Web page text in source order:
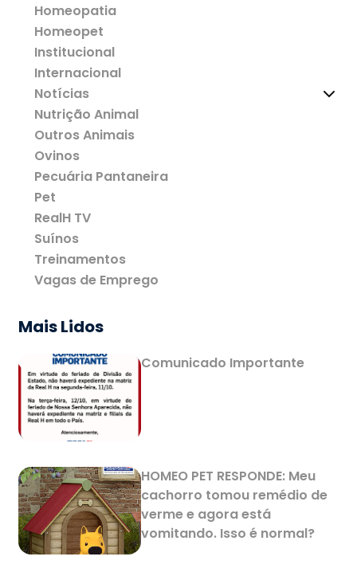
Homeopatia
Homeopet
Institucional
Internacional
Notícias
Nutrição Animal
Outros Animais
Ovinos
Pecuária Pantaneira
Pet
RealH TV
Suínos
Treinamentos
Vagas de Emprego
Mais Lidos
Comunicado Importante
HOMEO PET RESPONDE: Meu
cachorro tomou remédio de
verme e agora está
vomitando. Isso é normal?